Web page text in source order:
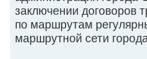
заключении договоров
по маршрутам
маршрутной сети